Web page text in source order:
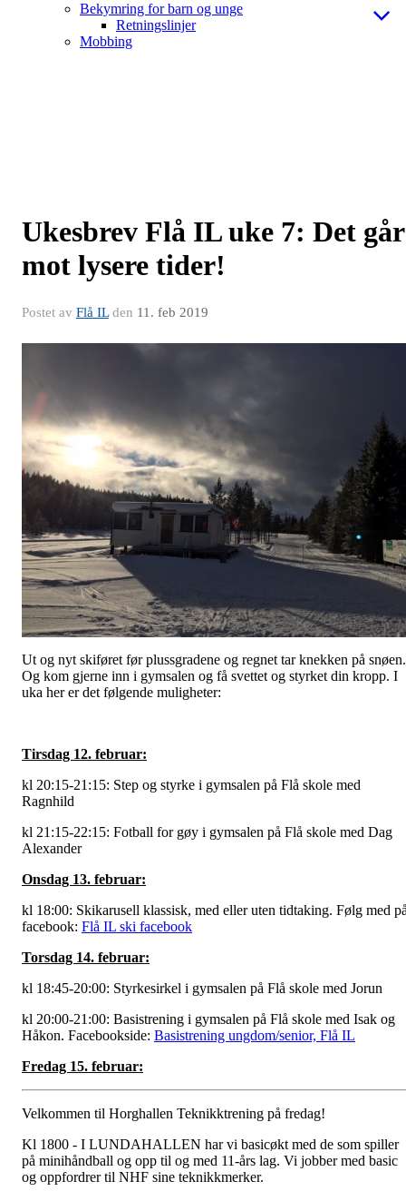
Bekymring for barn og unge
Retningslinjer
Mobbing
Ukesbrev Flå IL uke 7: Det går
mot lysere tider!
Postet av Flå ILden 11. feb 2019
Ut og nyt skiføret før plussgradene og regnet tar knekken på snøen.
Og kom gjerne inn i gymsalen og få svettet og styrket din kropp. I
uka her er det følgende muligheter:
Tirsdag 12. februar:
kl 20:15-21:15: Step og styrke i gymsalen på Flå skole med
Ragnhild
kl 21:15-22:15: Fotball for gøy i gymsalen på Flå skole med Dag
Alexander
Onsdag 13. februar:
kl 18:00: Skikarusell klassisk, med eller uten tidtaking. Følg med
facebook: Flå IL ski facebook
Torsdag 14. februar:
kl 18:45-20:00: Styrkesirkel i gymsalen på Flå skole med Jorun
kl 20:00-21:00: Basistrening i gymsalen på Flå skole med Isak og
Håkon. Facebookside: Basistrening ungdom/senior, Flå IL
Fredag 15. februar:
Velkommen til Horghallen Teknikktrening på fredag!
Kl 1800 - I LUNDAHALLEN har vi basicøkt med de som spiller
på minihåndball og opp til og med 11-års lag. Vi jobber med basic
og oppfordrer til NHF sine teknikkmerker.